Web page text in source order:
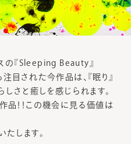
の『Sleeping Beauty』
目された今作品は、『眠り』
しさと癒しを感じられます。
！！この機会に見る価値は
します。